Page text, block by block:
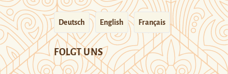
Deutsch English Français
FOLGT UNS